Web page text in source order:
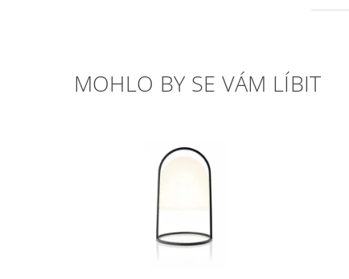
MOHLO BY SE VÁM LÍBIT